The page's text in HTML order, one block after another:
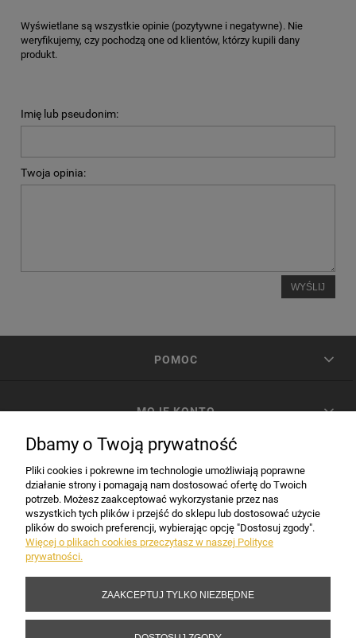
Wyświetlane są wszystkie opinie (pozytywne i negatywne). Nie
weryfikujemy, czy pochodzą one od klientów, którzy kupili dany
produkt.
Imię lub pseudonim:
Twoja opinia:
WYŚLIJ
POMOC
MOJE KONTO
INFORMACJE
Copyright 2017-2026 Sakramento.pl
Dbamy o Twoją prywatność
Pliki cookies i pokrewne im technologie umożliwiają poprawne
działanie strony i pomagają nam dostosować ofertę do Twoich
potrzeb. Możesz zaakceptować wykorzystanie przez nas
wszystkich tych plików i przejść do sklepu lub dostosować użycie
plików do swoich preferencji, wybierając opcję "Dostosuj zgody".
Więcej o plikach cookies przeczytasz w naszej Polityce
prywatności.
ZAAKCEPTUJ TYLKO NIEZBĘDNE